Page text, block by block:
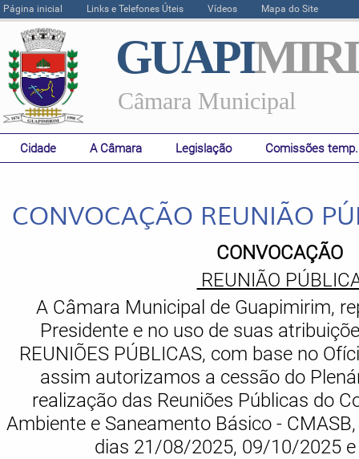
Página inicial Links e Telefones Úteis Vídeos Mapa do Site
GUAPI
Câmara Municipal
Cidade A Câmara Legislação Comissões temp.
CONVOCAÇÃO REUNIÃO
CONVOCAÇÃO
REUNIÃO
A Câmara Municipal de Guapimirim,
Presidente e no uso de suas
REUNIÕES PÚBLICAS, com base no
assim autorizamos a cessão do
realização das Reuniões Públicas do
Ambiente e Saneamento Básico -
dias 21/08/2025, 09/10/2025